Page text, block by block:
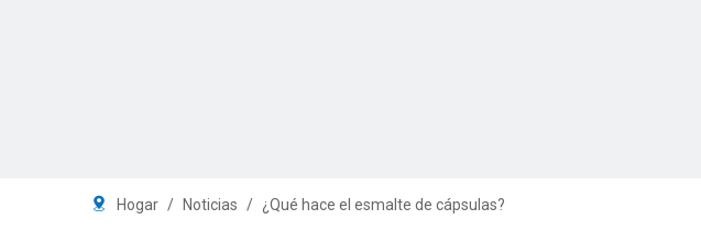
Hogar / Noticias / ¿Qué hace el esmalte de cápsulas?